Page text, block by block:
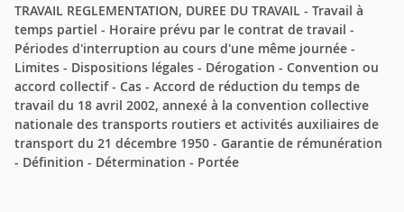
TRAVAIL REGLEMENTATION, DUREE DU TRAVAIL - Travail à
temps partiel - Horaire prévu par le contrat de travail -
Périodes d'interruption au cours d'une même journée -
Limites - Dispositions légales - Dérogation - Convention ou
accord collectif - Cas - Accord de réduction du temps de
travail du 18 avril 2002, annexé à la convention collective
nationale des transports routiers et activités auxiliaires de
transport du 21 décembre 1950 - Garantie de rémunération
- Définition - Détermination - Portée